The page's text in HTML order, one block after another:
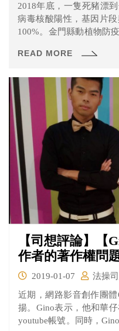
2018年底，一隻死豬漂
病毒核酸陽性，基因片
100%。金門縣動植物防
採樣(共200支豬血清)，
READ MORE
【司想評論】【
作者的著作權問
2019-01-07
法操
近期，網路影音創作團
揚。Gino表示，他和華
youtube帳號。同時，